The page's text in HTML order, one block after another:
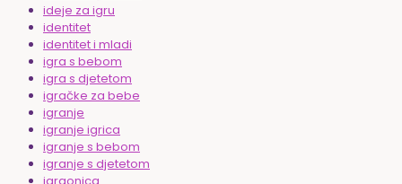
ideje za igru
identitet
identitet i mladi
igra s bebom
igra s djetetom
igračke za bebe
igranje
igranje igrica
igranje s bebom
igranje s djetetom